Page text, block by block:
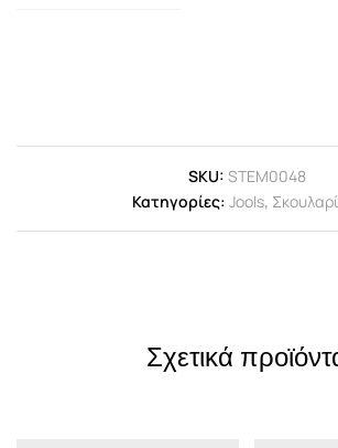
SKU: STEM0048
Κατηγορίες: Jools,
Σχετικά